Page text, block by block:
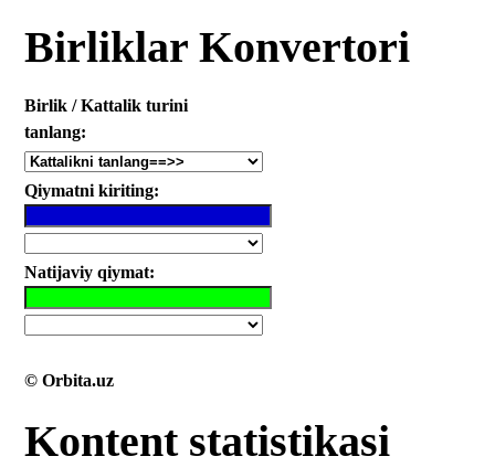
Birliklar Konvertori
Birlik / Kattalik turini
tanlang:
Qiymatni kiriting:
Natijaviy qiymat:
© Orbita.uz
Kontent statistikasi